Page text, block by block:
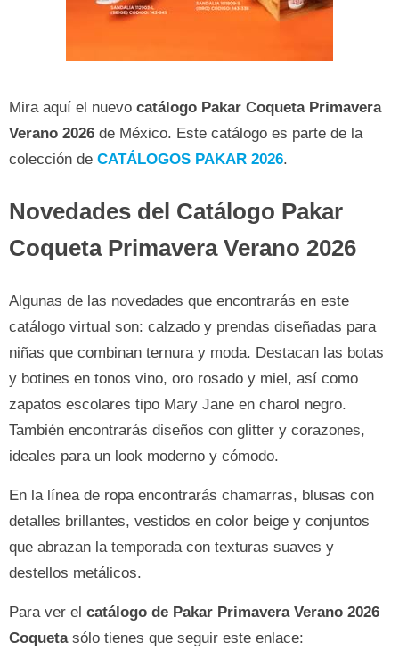
Mira aquí el nuevo catálogo Pakar Coqueta Primavera
Verano 2026 de México. Este catálogo es parte de la
colección de CATÁLOGOS PAKAR 2026.
Novedades del Catálogo Pakar
Coqueta Primavera Verano 2026
Algunas de las novedades que encontrarás en este
catálogo virtual son: calzado y prendas diseñadas para
niñas que combinan ternura y moda. Destacan las botas
y botines en tonos vino, oro rosado y miel, así como
zapatos escolares tipo Mary Jane en charol negro.
También encontrarás diseños con glitter y corazones,
ideales para un look moderno y cómodo.
En la línea de ropa encontrarás chamarras, blusas con
detalles brillantes, vestidos en color beige y conjuntos
que abrazan la temporada con texturas suaves y
destellos metálicos.
Para ver el catálogo de Pakar Primavera Verano 2026
Coquetasólo tienes que seguir este enlace: